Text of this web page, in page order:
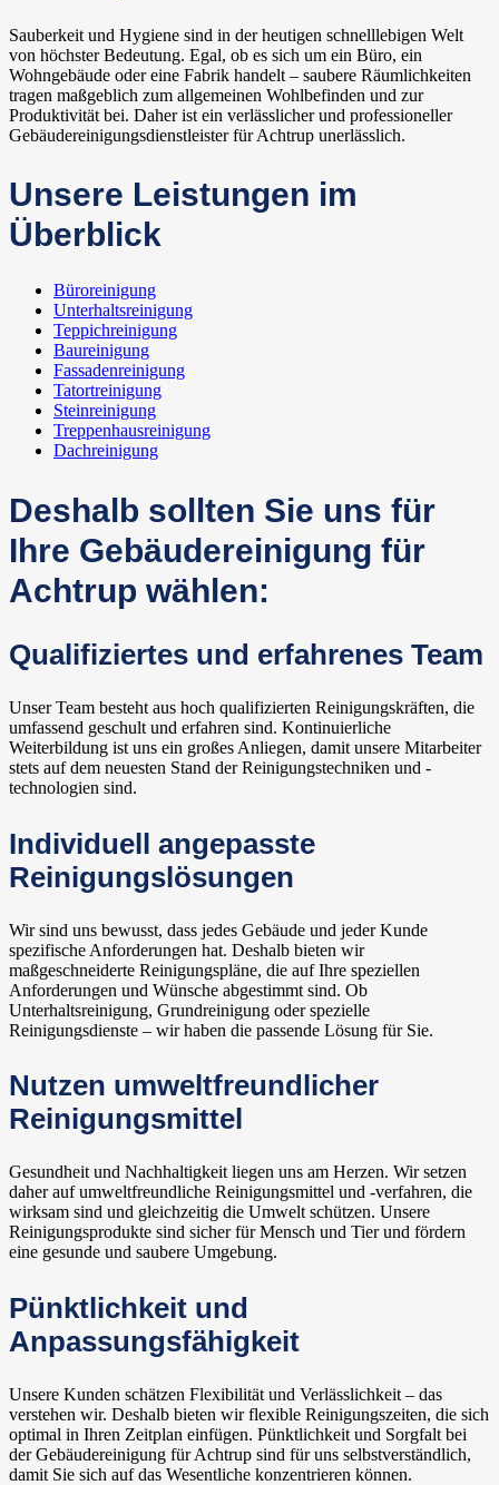
Sauberkeit und Hygiene sind in der heutigen schnelllebigen Welt
von höchster Bedeutung. Egal, ob es sich um ein Büro, ein
Wohngebäude oder eine Fabrik handelt – saubere Räumlichkeiten
tragen maßgeblich zum allgemeinen Wohlbefinden und zur
Produktivität bei. Daher ist ein verlässlicher und professioneller
Gebäudereinigungsdienstleister für Achtrup unerlässlich.
Unsere Leistungen im
Überblick
Büroreinigung
Unterhaltsreinigung
Teppichreinigung
Baureinigung
Fassadenreinigung
Tatortreinigung
Steinreinigung
Treppenhausreinigung
Dachreinigung
Deshalb sollten Sie uns für
Ihre Gebäudereinigung für
Achtrup wählen:
Qualifiziertes und erfahrenes Team
Unser Team besteht aus hoch qualifizierten Reinigungskräften, die
umfassend geschult und erfahren sind. Kontinuierliche
Weiterbildung ist uns ein großes Anliegen, damit unsere Mitarbeiter
stets auf dem neuesten Stand der Reinigungstechniken und -
technologien sind.
Individuell angepasste
Reinigungslösungen
Wir sind uns bewusst, dass jedes Gebäude und jeder Kunde
spezifische Anforderungen hat. Deshalb bieten wir
maßgeschneiderte Reinigungspläne, die auf Ihre speziellen
Anforderungen und Wünsche abgestimmt sind. Ob
Unterhaltsreinigung, Grundreinigung oder spezielle
Reinigungsdienste – wir haben die passende Lösung für Sie.
Nutzen umweltfreundlicher
Reinigungsmittel
Gesundheit und Nachhaltigkeit liegen uns am Herzen. Wir setzen
daher auf umweltfreundliche Reinigungsmittel und -verfahren, die
wirksam sind und gleichzeitig die Umwelt schützen. Unsere
Reinigungsprodukte sind sicher für Mensch und Tier und fördern
eine gesunde und saubere Umgebung.
Pünktlichkeit und
Anpassungsfähigkeit
Unsere Kunden schätzen Flexibilität und Verlässlichkeit – das
verstehen wir. Deshalb bieten wir flexible Reinigungszeiten, die sich
optimal in Ihren Zeitplan einfügen. Pünktlichkeit und Sorgfalt bei
der Gebäudereinigung für Achtrup sind für uns selbstverständlich,
damit Sie sich auf das Wesentliche konzentrieren können.